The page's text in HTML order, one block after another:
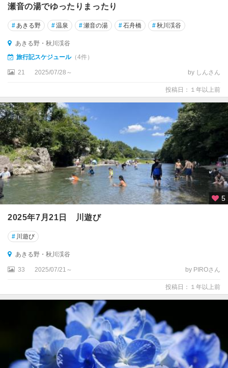
瀬音の湯でゆったりまったり
#あきる野 #温泉 #瀬音の湯 #石舟橋 #秋川渓谷
あきる野・秋川渓谷
旅行記スケジュール（4件）
21 2025/07/28～ by しんさん
投稿日：１年以上前
5
2025年7月21日 川遊び
# 川遊び
あきる野・秋川渓谷
33 2025/07/21～ by PIROさん
投稿日：１年以上前